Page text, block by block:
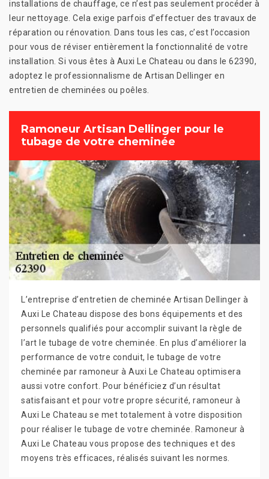
installations de chauffage, ce n’est pas seulement procéder à
leur nettoyage. Cela exige parfois d’effectuer des travaux de
réparation ou rénovation. Dans tous les cas, c’est l’occasion
pour vous de réviser entièrement la fonctionnalité de votre
installation. Si vous êtes à Auxi Le Chateau ou dans le 62390,
adoptez le professionnalisme de Artisan Dellinger en
entretien de cheminées ou poêles.
Ramoneur Artisan Dellinger pour le
tubage de votre cheminée
L’entreprise d’entretien de cheminée Artisan Dellinger à
Auxi Le Chateau dispose des bons équipements et des
personnels qualifiés pour accomplir suivant la règle de
l’art le tubage de votre cheminée. En plus d’améliorer la
performance de votre conduit, le tubage de votre
cheminée par ramoneur à Auxi Le Chateau optimisera
aussi votre confort. Pour bénéficiez d’un résultat
satisfaisant et pour votre propre sécurité, ramoneur à
Auxi Le Chateau se met totalement à votre disposition
pour réaliser le tubage de votre cheminée. Ramoneur à
Auxi Le Chateau vous propose des techniques et des
moyens très efficaces, réalisés suivant les normes.